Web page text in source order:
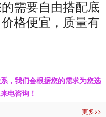
需要自由搭配底
格便宜，质量有
，我们会根据您的需求为您选
电咨询！
更多>>